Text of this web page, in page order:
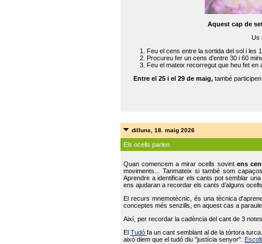
Aquest cap de
Us
Feu el cens entre la sortida del sol i les
Procureu fer un cens d'entre 30 i 60
Feu el mateix recorregut que heu fet en
Entre el 25 i el 29 de maig, també
dilluns, 18. maig 2026
Els ocells parlen
Quan comencem a mirar ocells sovint ens
moviments... Tanmateix si també som
Aprendre a identificar els cants pot semblar
ens ajudaran a recordar els cants d’alguns
El recurs mnemotècnic, és una tècnica
conceptes més senzills, en aquest cas a
Així, per recordar la cadència del cant de 3
ElTudófa un cant semblant al de la tórtora
això diem que el tudó diu "justícia senyor".